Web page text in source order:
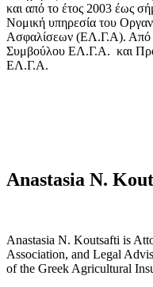
και από το έτος 2003 έως
Νομική υπηρεσία του
Ασφαλίσεων (ΕΛ.Γ.Α). Από
Συμβούλου ΕΛ.Γ.Α. και
ΕΛ.Γ.Α.
Anastasia N.
Anastasia N. Koutsafti is
Association, and Legal
of the Greek Agricultural